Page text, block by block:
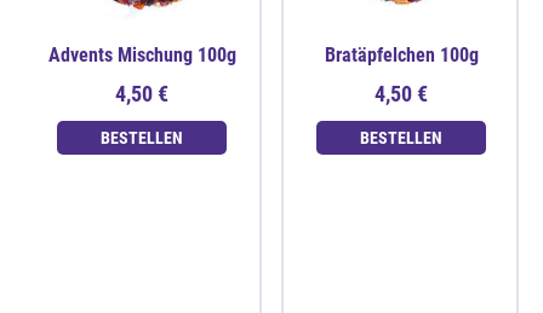
Advents Mischung 100g
4,50 €
BESTELLEN
Bratäpfelchen 100g
4,50 €
BESTELLEN